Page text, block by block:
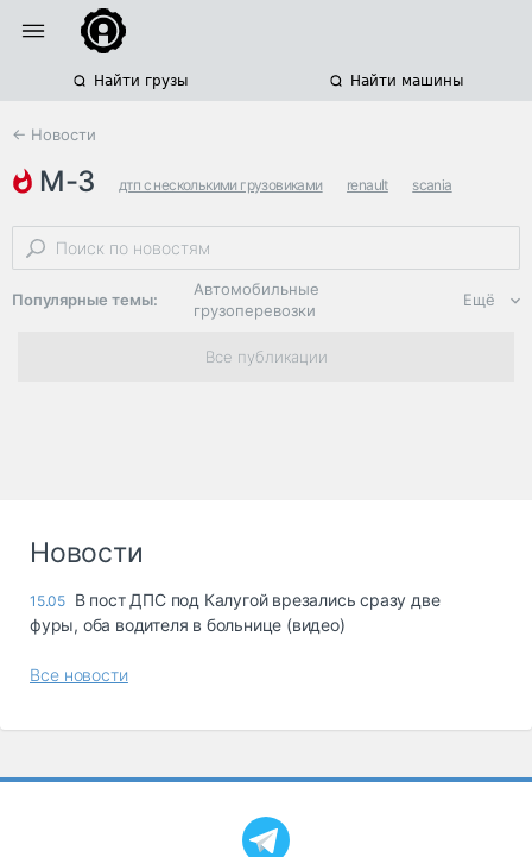
Найти грузы Найти машины
← Новости
м-3 дтп с несколькими грузовиками renault scania
Популярные темы:
Автомобильные
грузоперевозки
Региональная
логистика
опасные грузы
грузовые
Коммерческий
транспорт
Ещё
Все публикации
Новости
15.05 В пост ДПС под Калугой врезались сразу две
фуры, оба водителя в больнице (видео)
Все новости